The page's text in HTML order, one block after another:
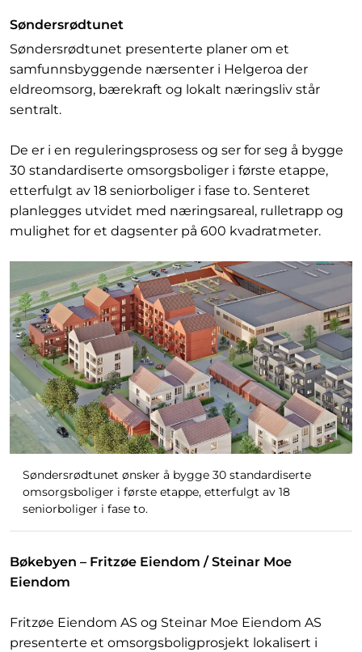
Søndersrødtunet
Søndersrødtunet presenterte planer om et
samfunnsbyggende nærsenter i Helgeroa der
eldreomsorg, bærekraft og lokalt næringsliv står
sentralt.
De er i en reguleringsprosess og ser for seg å bygge
30 standardiserte omsorgsboliger i første etappe,
etterfulgt av 18 seniorboliger i fase to. Senteret
planlegges utvidet med næringsareal, rulletrapp og
mulighet for et dagsenter på 600 kvadratmeter.
Søndersrødtunet ønsker å bygge 30 standardiserte
omsorgsboliger i første etappe, etterfulgt av 18
seniorboliger i fase to.
Bøkebyen – Fritzøe Eiendom / Steinar Moe
Eiendom
Fritzøe Eiendom AS og Steinar Moe Eiendom AS
presenterte et omsorgsboligprosjekt lokalisert i